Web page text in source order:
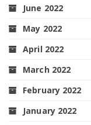
June 2022
May 2022
April 2022
March 2022
February 2022
January 2022